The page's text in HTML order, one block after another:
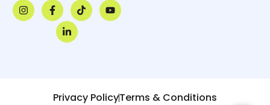
Privacy PolicyTerms & Conditions